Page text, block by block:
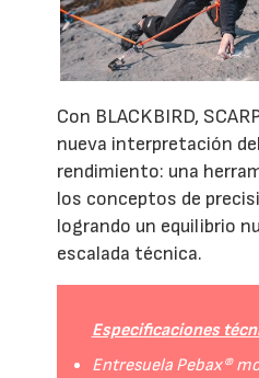
Con BLACKBIRD,
nueva interpretación
rendimiento: una
los conceptos de
logrando un equilibrio
escalada técnica.
Especificaciones
Entresuela Pebax®